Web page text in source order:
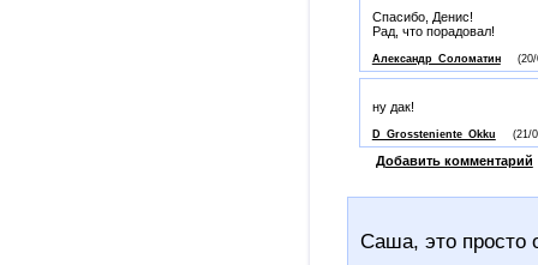
Спасибо, Денис!
Рад, что порадовал!
Александр_Соломатин
ну дак!
D_Grossteniente_Okku (21/
Добавить комментарий
Саша, это просто